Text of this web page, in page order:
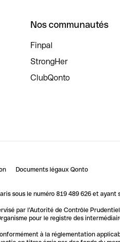
Nos communautés
Finpal
StrongHer
ClubQonto
Documents légaux Qonto
sous le numéro 819 489 626 et
par l'Autorité de Contrôle
pour le registre des
à la réglementation